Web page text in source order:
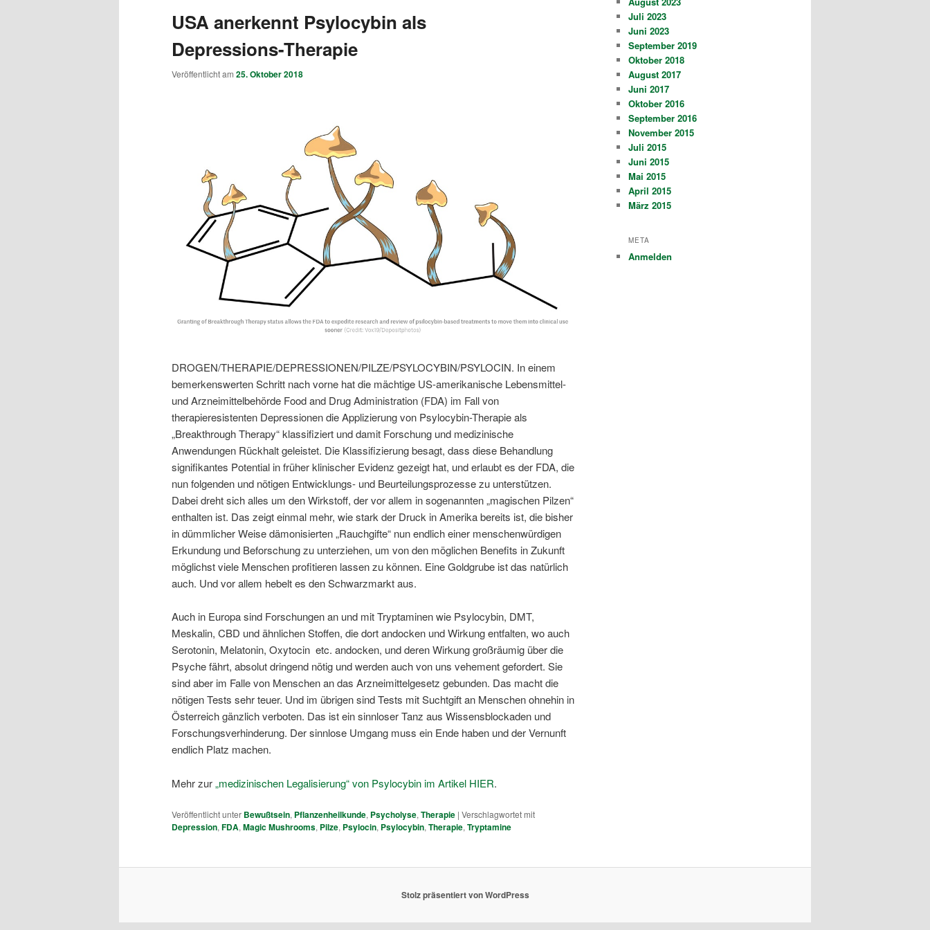
USA anerkennt Psylocybin als
Depressions-Therapie
Veröffentlicht am 25. Oktober 2018
DROGEN/THERAPIE/DEPRESSIONEN/PILZE/PSYLOCYBIN/PSYLOCIN. In einem
bemerkenswerten Schritt nach vorne hat die mächtige US-amerikanische Lebensmittel-
und Arzneimittelbehörde Food and Drug Administration (FDA) im Fall von
therapieresistenten Depressionen die Applizierung von Psylocybin-Therapie als
„Breakthrough Therapy“ klassifiziert und damit Forschung und medizinische
Anwendungen Rückhalt geleistet. Die Klassifizierung besagt, dass diese Behandlung
signifikantes Potential in früher klinischer Evidenz gezeigt hat, und erlaubt es der FDA, die
nun folgenden und nötigen Entwicklungs- und Beurteilungsprozesse zu unterstützen.
Dabei dreht sich alles um den Wirkstoff, der vor allem in sogenannten „magischen Pilzen“
enthalten ist. Das zeigt einmal mehr, wie stark der Druck in Amerika bereits ist, die bisher
in dümmlicher Weise dämonisierten „Rauchgifte“ nun endlich einer menschenwürdigen
Erkundung und Beforschung zu unterziehen, um von den möglichen Benefits in Zukunft
möglichst viele Menschen profitieren lassen zu können. Eine Goldgrube ist das natürlich
auch. Und vor allem hebelt es den Schwarzmarkt aus.
Auch in Europa sind Forschungen an und mit Tryptaminen wie Psylocybin, DMT,
Meskalin, CBD und ähnlichen Stoffen, die dort andocken und Wirkung entfalten, wo auch
Serotonin, Melatonin, Oxytocin etc. andocken, und deren Wirkung großräumig über die
Psyche fährt, absolut dringend nötig und werden auch von uns vehement gefordert. Sie
sind aber im Falle von Menschen an das Arzneimittelgesetz gebunden. Das macht die
nötigen Tests sehr teuer. Und im übrigen sind Tests mit Suchtgift an Menschen ohnehin in
Österreich gänzlich verboten. Das ist ein sinnloser Tanz aus Wissensblockaden und
Forschungsverhinderung. Der sinnlose Umgang muss ein Ende haben und der Vernunft
endlich Platz machen.
Mehr zur„medizinischen Legalisierung“ von Psylocybin im Artikel HIER.
Veröffentlicht unter Bewußtsein, Pflanzenheilkunde, Psycholyse, Therapie | Verschlagwortet mit
Depression, FDA, Magic Mushrooms, Pilze, Psylocin, Psylocybin, Therapie, Tryptamine
Juli 2023
Juni 2023
September 2019
Oktober 2018
August 2017
Juni 2017
Oktober 2016
September 2016
November 2015
Juli 2015
Juni 2015
Mai 2015
April 2015
März 2015
META
Anmelden
Stolz präsentiert von WordPress